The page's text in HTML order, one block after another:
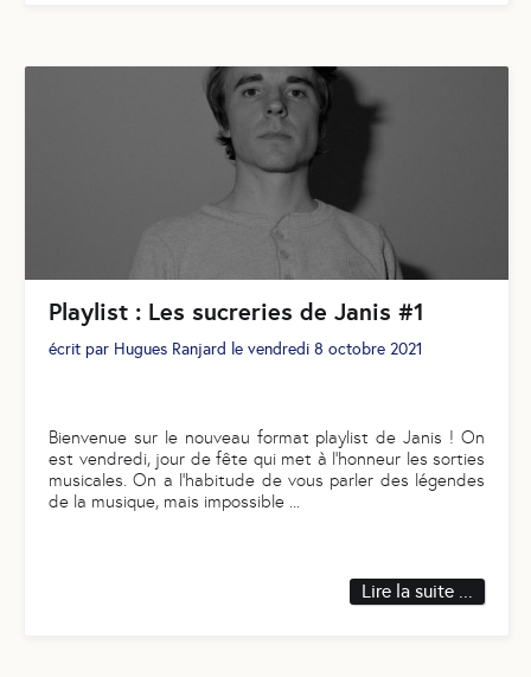
Playlist : Les sucreries de Janis #1
écrit par Hugues Ranjard le vendredi 8 octobre 2021
Bienvenue sur le nouveau format playlist de Janis ! On
est vendredi, jour de fête qui met à l’honneur les sorties
musicales. On a l’habitude de vous parler des légendes
de la musique, mais impossible
Lire la suite ...